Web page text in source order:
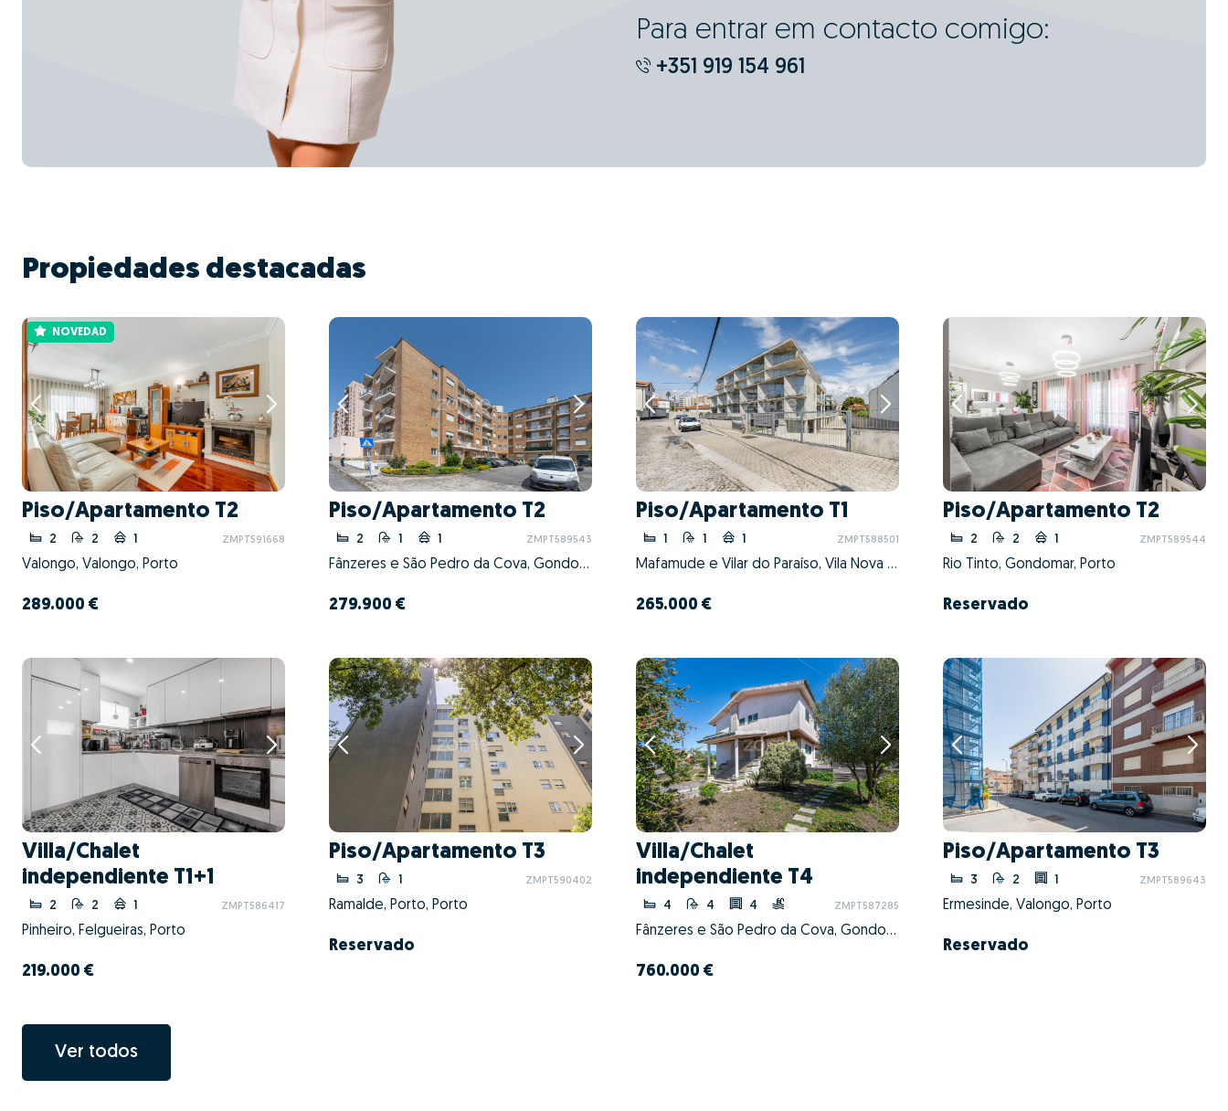
Para entrar em contacto comigo:
+351 919 154 961
Propiedades destacadas
NOVEDAD
Piso/Apartamento T2
2 2 1 ZMPT591668
Valongo, Valongo, Porto
289.000 €
Piso/Apartamento T2
2 1 1 ZMPT589543
Fânzeres e São Pedro da Cova, Gondomar, Porto
279.900 €
Piso/Apartamento T1
1 1 1 ZMPT588501
Mafamude e Vilar do Paraíso, Vila Nova de Gaia, Porto
265.000 €
Piso/Apartamento T2
2 2 1 ZMPT589544
Rio Tinto, Gondomar, Porto
Reservado
Villa/Chalet
independiente T1+1
2 2 1 ZMPT586417
Pinheiro, Felgueiras, Porto
219.000 €
Piso/Apartamento T3
3 1 ZMPT590402
Ramalde, Porto, Porto
Reservado
Villa/Chalet
independiente T4
4 4 4 ZMPT587285
Fânzeres e São Pedro da Cova, Gondomar, Porto
760.000 €
Piso/Apartamento T3
3 2 1 ZMPT589643
Ermesinde, Valongo, Porto
Reservado
Ver todos